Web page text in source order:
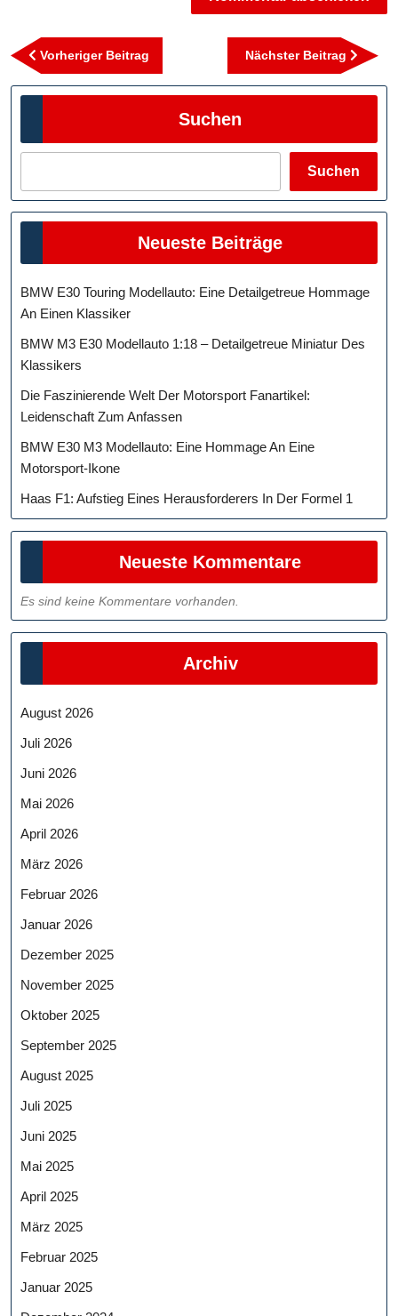
Beitragsnavigation
Vorheriger Beitrag
Beitrag
Nächster Beitrag
Suchen
Suchen
Neueste Beiträge
BMW E30 Touring Modellauto: Eine Detailgetreue Hommage
An Einen Klassiker
BMW M3 E30 Modellauto 1:18 – Detailgetreue Miniatur Des
Klassikers
Die Faszinierende Welt Der Motorsport Fanartikel:
Leidenschaft Zum Anfassen
BMW E30 M3 Modellauto: Eine Hommage An Eine
Motorsport-Ikone
Haas F1: Aufstieg Eines Herausforderers In Der Formel 1
Neueste Kommentare
Es sind keine Kommentare vorhanden.
Archiv
August 2026
Juli 2026
Juni 2026
Mai 2026
April 2026
März 2026
Februar 2026
Januar 2026
Dezember 2025
November 2025
Oktober 2025
September 2025
August 2025
Juli 2025
Juni 2025
Mai 2025
April 2025
März 2025
Februar 2025
Januar 2025